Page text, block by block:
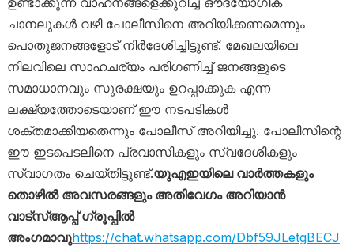
ചാനലുകൾ വഴി പോലീസിനെ അറിയിക്കണമെന്നും
പൊതുജനങ്ങളോട് നിർദേശിച്ചിട്ടുണ്ട്. മേഖലയിലെ
നിലവിലെ സാഹചര്യം പരിഗണിച്ച് ജനങ്ങളുടെ
സമാധാനവും സുരക്ഷയും ഉറപ്പാക്കുക എന്ന
ലക്ഷ്യത്തോടെയാണ് ഈ നടപടികൾ
ശക്തമാക്കിയതെന്നും പോലീസ് അറിയിച്ചു. പോലീസിന്റെ
ഈ ഇടപെടലിനെ പ്രവാസികളും സ്വദേശികളും
സ്വാഗതം ചെയ്തിട്ടുണ്ട്.യുഎഇയിലെ വാർത്തകളും
തൊഴിൽ അവസരങ്ങളും അതിവേഗം അറിയാൻ
വാട്സ്ആപ്പ് ഗ്രൂപ്പിൽ
അംഗമാവുhttps://chat.whatsapp.com/Dbf59JLetgBECJ